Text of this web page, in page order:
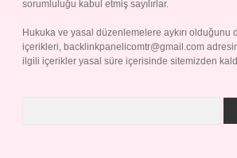
sorumluluğu kabul etmiş sayılırlar.
Hukuka ve yasal düzenlemelere aykırı olduğunu
içerikleri, backlinkpanelicomtr@gmail.com
ilgili içerikler yasal süre içerisinde sitemizden